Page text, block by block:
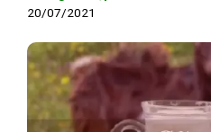
20/07/2021